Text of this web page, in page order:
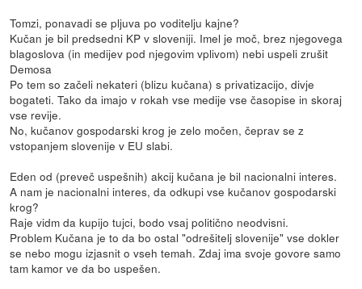
Tomzi, ponavadi se pljuva po voditelju kajne?
Kučan je bil predsedni KP v sloveniji. Imel je moč, brez njegovega
blagoslova (in medijev pod njegovim vplivom) nebi uspeli zrušit
Demosa
Po tem so začeli nekateri (blizu kučana) s privatizacijo, divje
bogateti. Tako da imajo v rokah vse medije vse časopise in skoraj
vse revije.
No, kučanov gospodarski krog je zelo močen, čeprav se z
vstopanjem slovenije v EU slabi.
Eden od (preveč uspešnih) akcij kučana je bil nacionalni interes.
A nam je nacionalni interes, da odkupi vse kučanov gospodarski
krog?
Raje vidm da kupijo tujci, bodo vsaj politično neodvisni.
Problem Kučana je to da bo ostal "odrešitelj slovenije" vse dokler
se nebo mogu izjasnit o vseh temah. Zdaj ima svoje govore samo
tam kamor ve da bo uspešen.